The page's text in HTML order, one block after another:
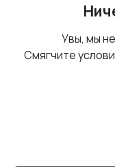
Увы, мы
Смягчите